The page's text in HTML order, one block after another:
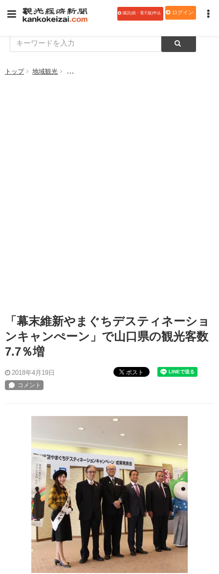
購読(紙・電子版)申込 ログイン
トップ 地域観光 「幕末維新やまぐちデスティネーションキャンぺ
「幕末維新やまぐちデスティネーショ
ンキャンぺーン」で山口県の観光客数
7.7％増
2018年4月19日 ポスト